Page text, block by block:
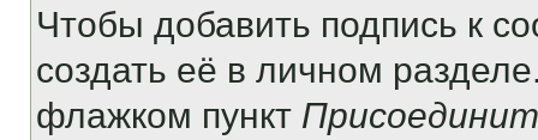
Чтобы добавить подпись к
создать её в личном
флажком пункт